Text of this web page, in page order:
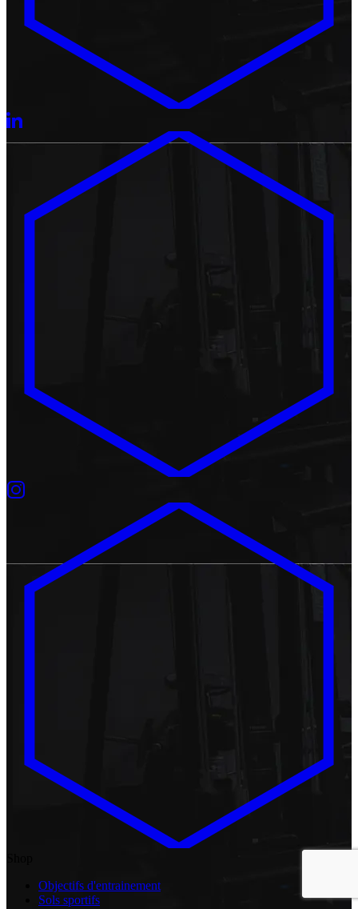
Objectifs d'entrainement
Sols sportifs